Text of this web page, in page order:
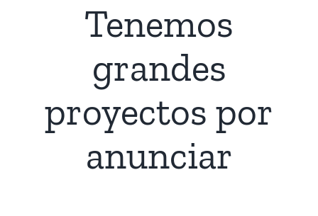
Tenemos
grandes
proyectos por
anunciar